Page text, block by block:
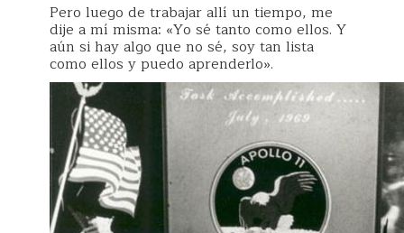
Pero luego de trabajar allí un tiempo, me
dije a mí misma: «Yo sé tanto como ellos. Y
aún si hay algo que no sé, soy tan lista
como ellos y puedo aprenderlo».